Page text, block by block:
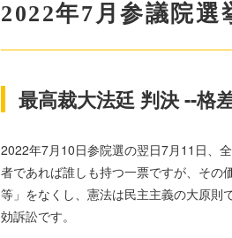
2022年7月参議院
最高裁大法廷 判決 --格
2022年7月10日参院選の翌日7月11日、
者であれば誰しも持つ一票ですが、その
等」をなくし、憲法は民主主義の大原則
効訴訟です。